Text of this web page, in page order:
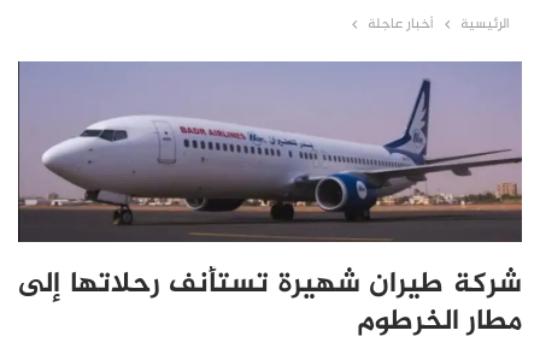
الرئيسية أخبار عاجلة
شركة طيران شهيرة تستأنف رحلاتها إلى
مطار الخرطوم